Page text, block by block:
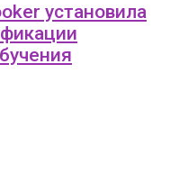
установила